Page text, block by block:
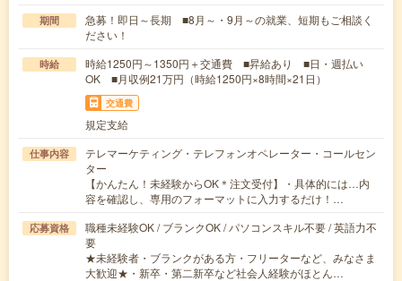
期間
急募！即日～長期 ■8月～・9月～の就業、短期もご相談く
ださい！
時給
時給1250円～1350円＋交通費 ■昇給あり ■日・週払い
OK ■月収例21万円（時給1250円×8時間×21日）
交通費
規定支給
仕事内容
テレマーケティング・テレフォンオペレーター・コールセン
ター
【かんたん！未経験からOK＊注文受付】・具体的には…内
容を確認し、専用のフォーマットに入力するだけ！…
応募資格
職種未経験OK / ブランクOK / パソコンスキル不要 / 英語力不
要
★未経験者・ブランクがある方・フリーターなど、みなさま
大歓迎★・新卒・第二新卒など社会人経験がほとん…